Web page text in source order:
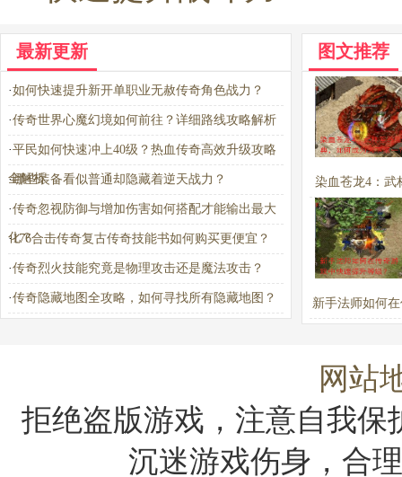
最新更新
·如何快速提升新开单职业无赦传奇角色战力？
·传奇世界心魔幻境如何前往？详细路线攻略解析
·平民如何快速冲上40级？热血传奇高效升级攻略
全解析
·哪些装备看似普通却隐藏着逆天战力？
·传奇忽视防御与增加伤害如何搭配才能输出最大
化？
·176合击传奇复古传奇技能书如何购买更便宜？
·传奇烈火技能究竟是物理攻击还是魔法攻击？
·传奇隐藏地图全攻略，如何寻找所有隐藏地图？
图文推荐
染血苍龙4：武
宝典，如何成
一？
新手法师如何
网站
拒绝盗版游戏，注意自我
沉迷游戏伤身，合